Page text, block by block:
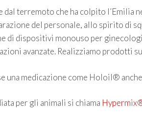
dal terremoto che ha colpito l’Emilia
del personale, allo spirito di
di dispositivi monouso per
avanzate. Realizziamo prodotti
una medicazione come Holoil®
per gli animali si chiama